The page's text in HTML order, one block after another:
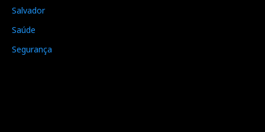
Salvador
Saúde
Segurança